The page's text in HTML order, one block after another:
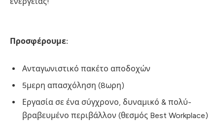
Προσφέρουμε:
Ανταγωνιστικό πακέτο αποδοχών
5μερη απασχόληση (8ωρη)
Εργασία σε ένα σύγχρονο, δυναμικό & πολύ-
βραβευμένο περιβάλλον (θεσμός Best Workplace)